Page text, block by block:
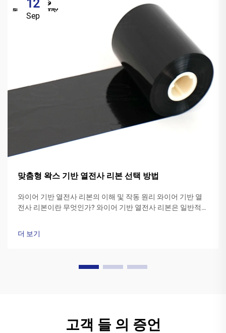
12
Sep
맞춤형 왁스 기반 열전사 리본 선택 방법
와이어 기반 열전사 리본의 이해 및 작동 원리 와이어 기반 열
전사 리본이란 무엇인가? 와이어 기반 열전사 리본은 일반적으
니다. 프린터의 ...
더 보기
고객 들 의 증언